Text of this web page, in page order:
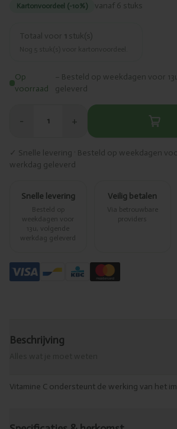
Kartonvoordeel (-10%) vanaf 6 stuks
Totaal voor 1 stuk(s)
Op
voorraad
– Besteld op weekdagen voor
geleverd
− 1 +
✓ Snelle levering · Besteld op weekdagen
werkdag geleverd
Snelle levering
Besteld op
weekdagen voor
13u, volgende
werkdag geleverd
Veilig betalen
Via betrouwbare
providers
Beschrijving
Vitamine C ondersteunt de werking van het